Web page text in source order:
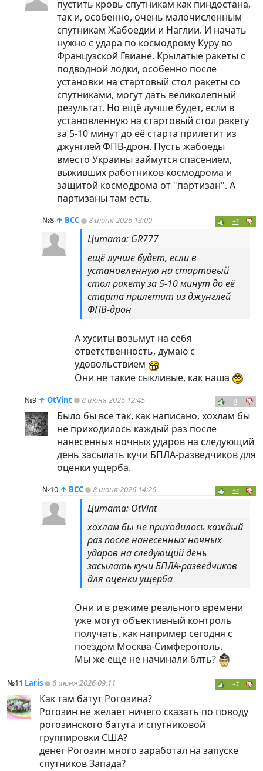
пустить кровь спутникам как пиндocтана,
так и, особенно, очень малочисленным
спутникам Жабоедии и Наглии. И начать
нужно с удара по космодрому Куру во
Французской Гвиане. Крылатые ракеты с
подводной лодки, особенно после
установки на стартовый стол ракеты со
спутниками, могут дать великолепный
результат. Но ещё лучше будет, если в
установленную на стартовый стол ракету
за 5-10 минут до её старта прилетит из
джунглей ФПВ-дрон. Пусть жабоеды
вместо Украины займутся спасением,
выживших работников космодрома и
защитой космодрома от "партизан". А
партизаны там есть.
№8 ↑ ВСС 8 июня 2026 13:00 +2
Цитата: GR777
ещё лучше будет, если в
установленную на стартовый
стол ракету за 5-10 минут до её
старта прилетит из джунглей
ФПВ-дрон
А хуситы возьмут на себя
ответственность, думаю с
удовольствием
Они не такие сыкливые, как наша
№9 ↑ OtVint 8 июня 2026 12:45 0
Было бы все так, как написано, хохлам бы
не приходилось каждый раз после
нанесенных ночных ударов на следующий
день засылать кучи БПЛА-разведчиков для
оценки ущерба.
№10 ↑ ВСС 8 июня 2026 14:26 +4
Цитата: OtVint
хохлам бы не приходилось каждый
раз после нанесенных ночных
ударов на следующий день
засылать кучи БПЛА-разведчиков
для оценки ущерба
Они и в режиме реального времени
уже могут объективный контроль
получать, как например сегодня с
поездом Москва-Симферополь.
Мы же ещё не начинали блть?
№11 Laris 8 июня 2026 09:11 +7
Как там батут Рогозина?
Рогозин не желает ничего сказать по поводу
рогозинского батута и спутниковой
группировки США?
денег Рогозин много заработал на запуске
спутников Запада?